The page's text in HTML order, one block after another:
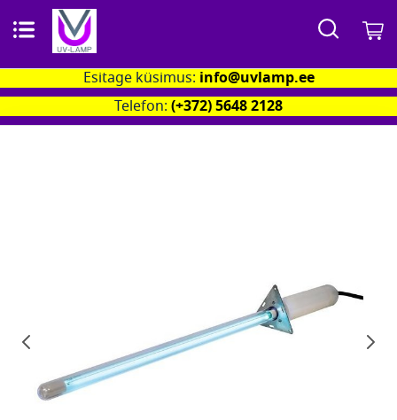
Otsi
Esitage küsimus: info@uvlamp.ee
Telefon: (+372) 5648 2128